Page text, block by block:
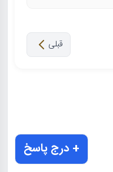
قبلی
+ درج پاسخ